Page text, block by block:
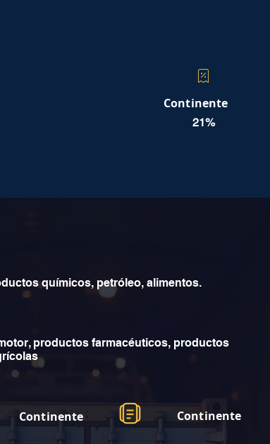
Continente
21%
químicos, petróleo, alimentos.
productos farmacéuticos, productos
Continente Continente